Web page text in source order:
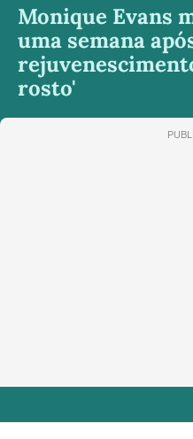
Monique Evans
uma semana
rosto'